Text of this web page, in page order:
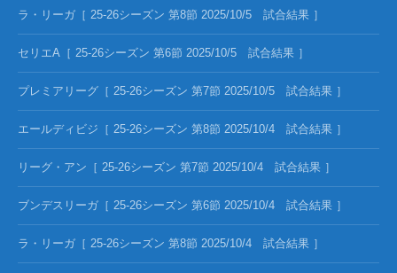
ラ・リーガ［ 25-26シーズン 第8節 2025/10/5 試合結果 ］
セリエA［ 25-26シーズン 第6節 2025/10/5 試合結果 ］
プレミアリーグ［ 25-26シーズン 第7節 2025/10/5 試合結果 ］
エールディビジ［ 25-26シーズン 第8節 2025/10/4 試合結果 ］
リーグ・アン［ 25-26シーズン 第7節 2025/10/4 試合結果 ］
ブンデスリーガ［ 25-26シーズン 第6節 2025/10/4 試合結果 ］
ラ・リーガ［ 25-26シーズン 第8節 2025/10/4 試合結果 ］